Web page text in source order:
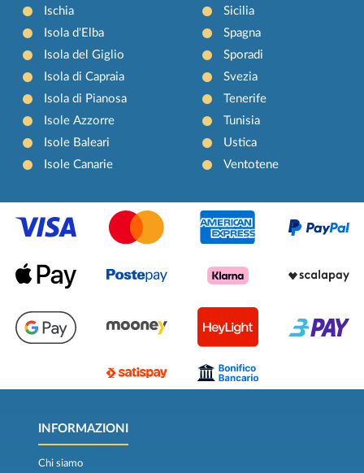
Ischia
Isola d'Elba
Isola del Giglio
Isola di Capraia
Isola di Pianosa
Isole Azzorre
Isole Baleari
Isole Canarie
Sicilia
Spagna
Sporadi
Svezia
Tenerife
Tunisia
Ustica
Ventotene
INFORMAZIONI
Chi siamo